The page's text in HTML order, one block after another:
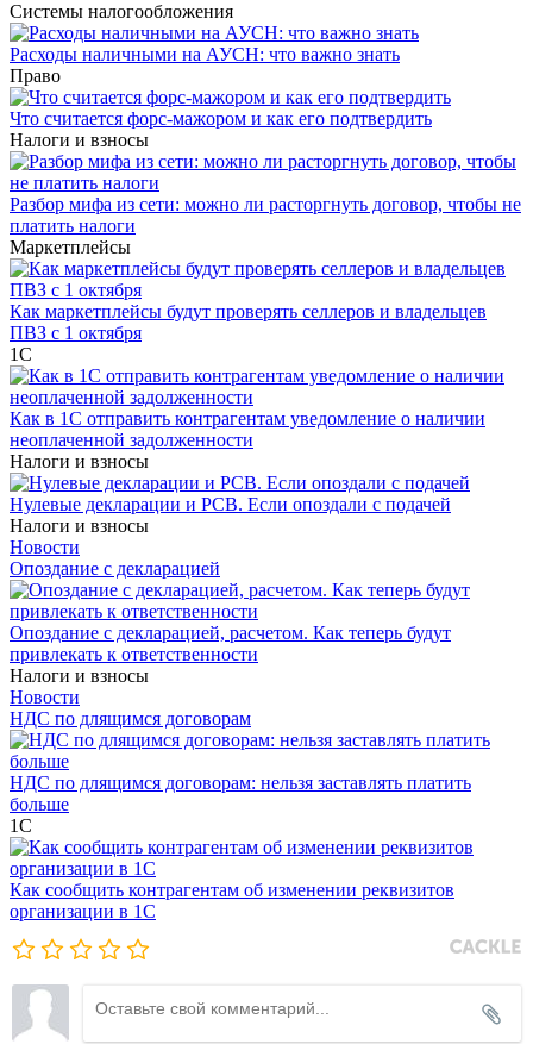
Системы налогообложения
Расходы наличными на АУСН: что важно знать
Право
Что считается форс-мажором и как его подтвердить
Налоги и взносы
Разбор мифа из сети: можно ли расторгнуть договор, чтобы не
платить налоги
Маркетплейсы
Как маркетплейсы будут проверять селлеров и владельцев
ПВЗ с 1 октября
1С
Как в 1С отправить контрагентам уведомление о наличии
неоплаченной задолженности
Налоги и взносы
Нулевые декларации и РСВ. Если опоздали с подачей
Налоги и взносы
Новости
Опоздание с декларацией
Опоздание с декларацией, расчетом. Как теперь будут
привлекать к ответственности
Налоги и взносы
Новости
НДС по длящимся договорам
НДС по длящимся договорам: нельзя заставлять платить
больше
1С
Как сообщить контрагентам об изменении реквизитов
организации в 1C